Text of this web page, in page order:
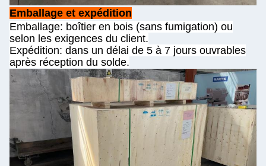
Emballage et expédition
Emballage: boîtier en bois (sans fumigation) ou
selon les exigences du client.
Expédition: dans un délai de 5 à 7 jours ouvrables
après réception du solde.